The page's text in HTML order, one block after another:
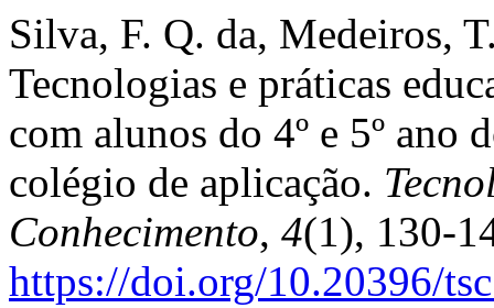
Silva, F. Q. da, Medeiros,
Tecnologias e práticas
com alunos do 4º e 5º ano
colégio de aplicação.
Conhecimento, 4(1), 130-
https://doi.org/10.20396/